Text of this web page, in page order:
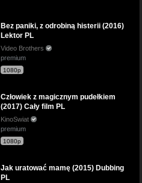
Bez paniki, z odrobiną histerii (2016)
Lektor PL
Video Brothers
premium
1080p
Człowiek z magicznym pudełkiem
(2017) Cały film PL
KinoSwiat
premium
1080p
Jak uratować mamę (2015) Dubbing
PL